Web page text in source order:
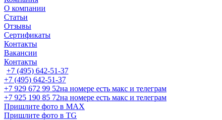
О компании
Статьи
Отзывы
Сертификаты
Контакты
Вакансии
Контакты
+7 (495) 642-51-37
+7 (495) 642-51-37
+7 929 672 99 52на номере есть макс и телеграм
+7 925 190 85 72на номере есть макс и телеграм
Пришлите фото в MAX
Пришлите фото в TG